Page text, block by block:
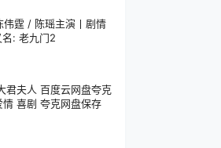
霆 / 陈瑶主演丨剧情
: 老九门2
君夫人 百度云网盘夸克
喜剧 夸克网盘保存